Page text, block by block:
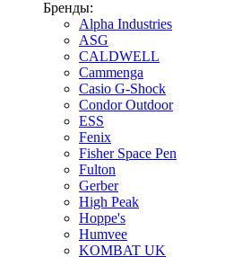
Бренды:
Alpha Industries
ASG
CALDWELL
Cammenga
Casio G-Shock
Condor Outdoor
ESS
Fenix
Fisher Space Pen
Fulton
Gerber
High Peak
Hoppe's
Humvee
KOMBAT UK